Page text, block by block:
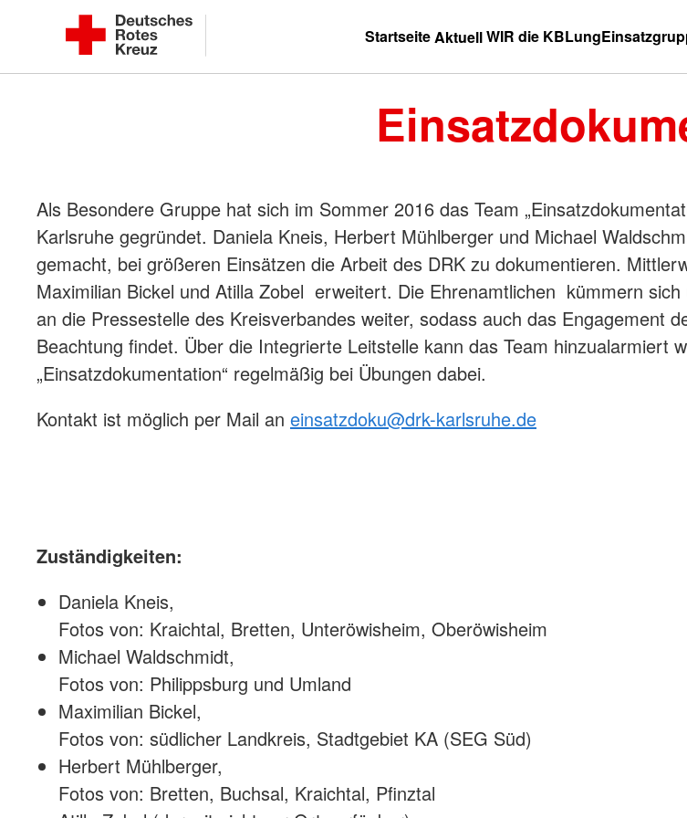
springen
Kreisverband Karlsruhe e. V.
Kreisbereitschaftsleitung
Startseite AktuellWIR die KBLung
Als Besondere Gruppe hat sich im Sommer 2016 das Team
Karlsruhe gegründet. Daniela Kneis, Herbert Mühlberger und Michael
gemacht, bei größeren Einsätzen die Arbeit des DRK zu dokumentieren.
Maximilian Bickel und Atilla Zobel erweitert. Die Ehrenamtlichen kümmern
an die Pressestelle des Kreisverbandes weiter, sodass auch das Engagement
Beachtung findet. Über die Integrierte Leitstelle kann das Team hinzualarmiert
„Einsatzdokumentation“ regelmäßig bei Übungen dabei.
Kontakt ist möglich per Mail an einsatzdoku@drk-karlsruhe.de
Zuständigkeiten:
Daniela Kneis,
Fotos von: Kraichtal, Bretten, Unteröwisheim, Oberöwisheim
Michael Waldschmidt,
Fotos von: Philippsburg und Umland
Maximilian Bickel,
Fotos von: südlicher Landkreis, Stadtgebiet KA (SEG Süd)
Herbert Mühlberger,
Fotos von: Bretten, Buchsal, Kraichtal, Pfinztal